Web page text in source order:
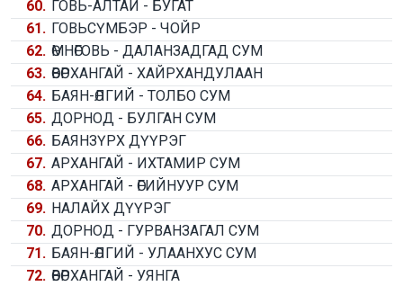
60. ГОВЬ-АЛТАЙ - БУГАТ
61. ГОВЬСҮМБЭР - ЧОЙР
62. ӨМНӨГОВЬ - ДАЛАНЗАДГАД СУМ
63. ӨВӨРХАНГАЙ - ХАЙРХАНДУЛААН
64. БАЯН-ӨЛГИЙ - ТОЛБО СУМ
65. ДОРНОД - БУЛГАН СУМ
66. БАЯНЗҮРХ ДҮҮРЭГ
67. АРХАНГАЙ - ИХТАМИР СУМ
68. АРХАНГАЙ - ӨГИЙНУУР СУМ
69. НАЛАЙХ ДҮҮРЭГ
70. ДОРНОД - ГУРВАНЗАГАЛ СУМ
71. БАЯН-ӨЛГИЙ - УЛААНХУС СУМ
72. ӨВӨРХАНГАЙ - УЯНГА